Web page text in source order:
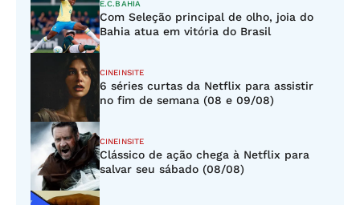
E.C.BAHIA
Com Seleção principal de olho, joia do
Bahia atua em vitória do Brasil
CINEINSITE
6 séries curtas da Netflix para assistir
no fim de semana (08 e 09/08)
CINEINSITE
Clássico de ação chega à Netflix para
salvar seu sábado (08/08)